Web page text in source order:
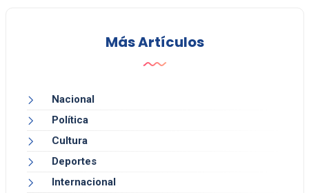
Más Artículos
Nacional
Política
Cultura
Deportes
Internacional